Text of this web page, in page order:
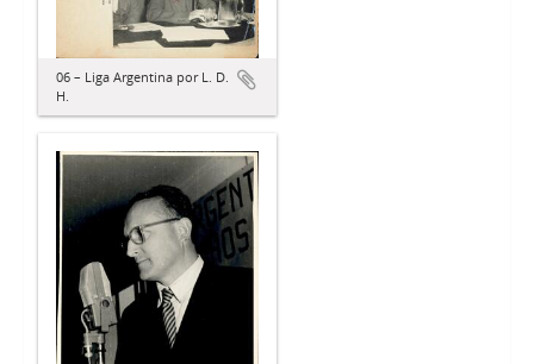
06 – Liga Argentina por L. D.
H.